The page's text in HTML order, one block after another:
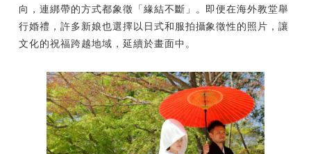
向，連綁帶的方式都象徵「緣結不斷」。即便在海外教堂舉
行婚禮，許多新娘也選擇以日式和服拍攝象徵性的照片，讓
文化的祝福跨越地域，延續於畫面中。